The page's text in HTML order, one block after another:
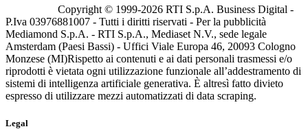
Copyright © 1999-2026 RTI S.p.A. Business Digital -
P.Iva 03976881007 - Tutti i diritti riservati - Per la pubblicità
Mediamond S.p.A. - RTI S.p.A., Mediaset N.V., sede legale
Amsterdam (Paesi Bassi) - Uffici Viale Europa 46, 20093 Cologno
Monzese (MI)Rispetto ai contenuti e ai dati personali trasmessi e/o
riprodotti è vietata ogni utilizzazione funzionale all’addestramento di
sistemi di intelligenza artificiale generativa. È altresì fatto divieto
espresso di utilizzare mezzi automatizzati di data scraping.
Legal